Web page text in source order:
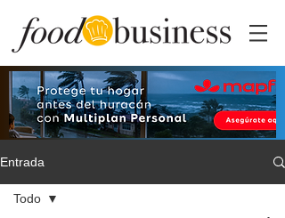
Entrada
Todo